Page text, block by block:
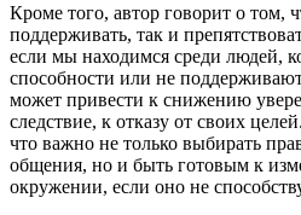
Кроме того, автор говорит о том,
поддерживать, так и
если мы находимся среди людей,
способности или не
может привести к снижению
следствие, к отказу от своих
что важно не только выбирать
общения, но и быть готовым к
окружении, если оно не